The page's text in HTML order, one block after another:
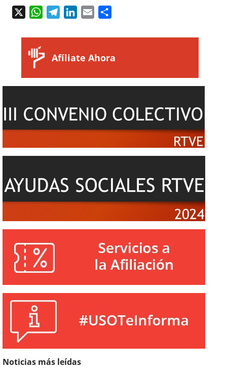
WhatsAppTelegramLinkedIn
Email
Afíliate Ahora
Noticias más leídas